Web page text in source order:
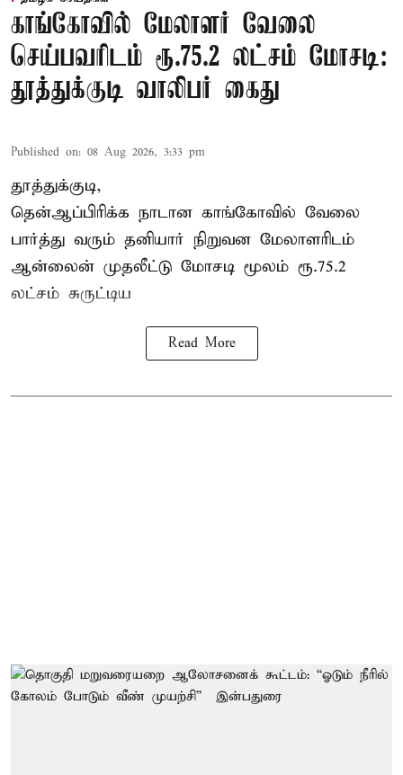
காங்கோவில் மேலாளர் வேலை
செய்பவரிடம் ரூ.75.2 லட்சம் மோசடி:
தூத்துக்குடி வாலிபர் கைது
Published on: 08 Aug 2026, 3:33 pm
தூத்துக்குடி,
தென்ஆப்பிரிக்க நாடான காங்கோவில் வேலை
பார்த்து வரும் தனியார் நிறுவன மேலாளரிடம்
ஆன்லைன் முதலீட்டு மோசடி மூலம் ரூ.75.2
லட்சம் சுருட்டிய
Read More